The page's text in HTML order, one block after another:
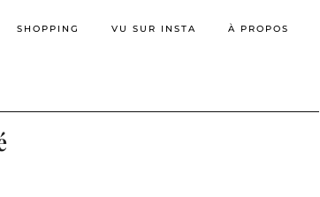
SHOPPING VU SUR INSTA À PROPOS